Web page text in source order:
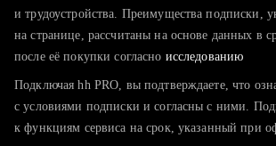
тратите много времени на поиск и
хотите сравнить себя с конкурентами и
и трудоустройства. Преимущества подписки,
на странице, рассчитаны на основе данных в
после её покупки согласно исследованию
Подключая hh PRO, вы подтверждаете, что
с условиями подписки и согласны с ними.
к функциям сервиса на срок, указанный при